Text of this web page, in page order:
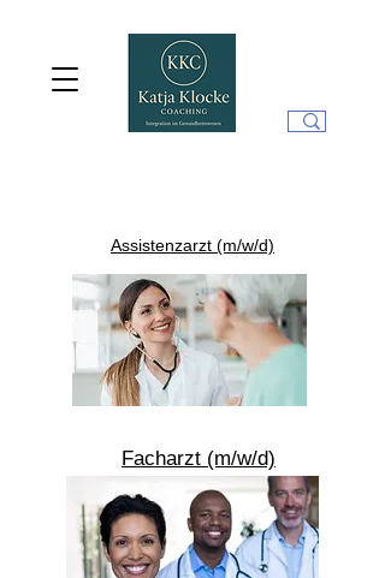
Assistenzarzt (m/w/d)
Facharzt (m/w/d)